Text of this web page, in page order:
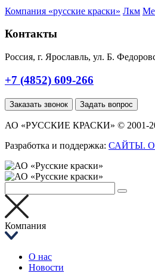
Компания «русские краски» Лкм
Контакты
Россия, г. Ярославль, ул. Б.
+7 (4852) 609-266
Заказать звонок Задать вопрос
АО «РУССКИЕ КРАСКИ» © 2001-
Разработка и поддержка: САЙТЫ.
Компания
О нас
Новости